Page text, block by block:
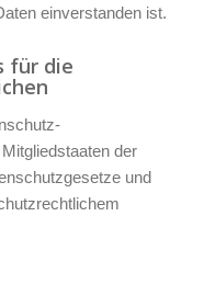
einverstanden ist.
für die
der
und